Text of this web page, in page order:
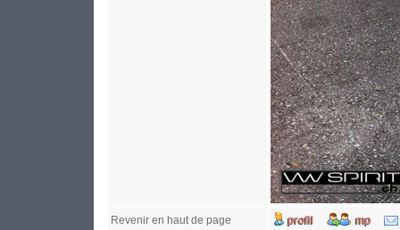
Revenir en haut de page